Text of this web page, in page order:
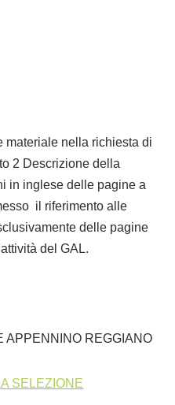
materiale nella richiesta di
2 Descrizione della
in inglese delle pagine a
il riferimento alle
delle pagine
del GAL.
APPENNINO REGGIANO
SELEZIONE